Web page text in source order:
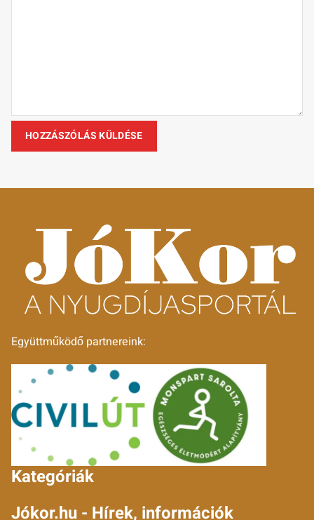
Együttműködő partnereink:
Kategóriák
Jókor.hu - Hírek, információk